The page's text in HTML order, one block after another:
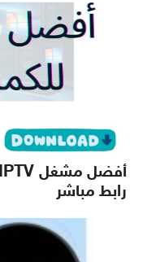
رابط مباشر